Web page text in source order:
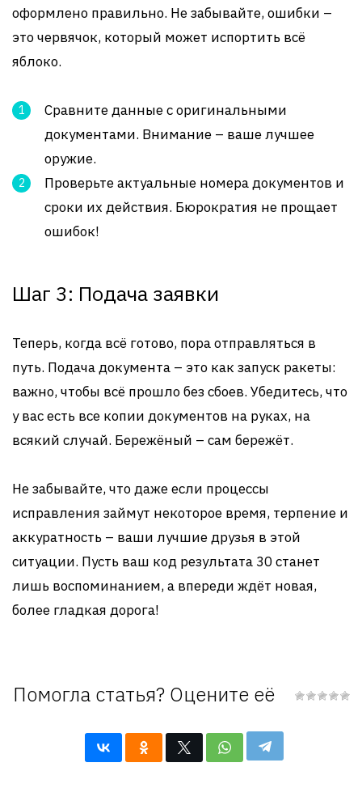
оформлено правильно. Не забывайте, ошибки –
это червячок, который может испортить всё
яблоко.
Сравните данные с оригинальными
документами. Внимание – ваше лучшее
оружие.
Проверьте актуальные номера документов и
сроки их действия. Бюрократия не прощает
ошибок!
Шаг 3: Подача заявки
Теперь, когда всё готово, пора отправляться в
путь. Подача документа – это как запуск ракеты:
важно, чтобы всё прошло без сбоев. Убедитесь, что
у вас есть все копии документов на руках, на
всякий случай. Бережёный – сам бережёт.
Не забывайте, что даже если процессы
исправления займут некоторое время, терпение и
аккуратность – ваши лучшие друзья в этой
ситуации. Пусть ваш код результата 30 станет
лишь воспоминанием, а впереди ждёт новая,
более гладкая дорога!
Помогла статья? Оцените её